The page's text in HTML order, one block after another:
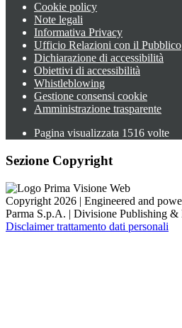
Cookie policy
Note legali
Informativa Privacy
Ufficio Relazioni con il Pubblico
Dichiarazione di accessibilità
Obiettivi di accessibilità
Whistleblowing
Gestione consensi cookie
Amministrazione trasparente
Pagina visualizzata 1516 volte
Sezione Copyright
Copyright 2026 | Engineered and
Parma S.p.A. | Divisione Publishing
Disclaimer trattamento dati personali